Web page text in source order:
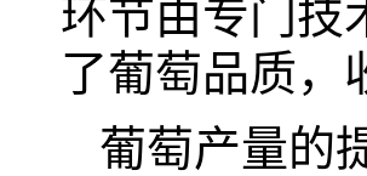
环节由专门技
了葡萄品质，
葡萄产量的